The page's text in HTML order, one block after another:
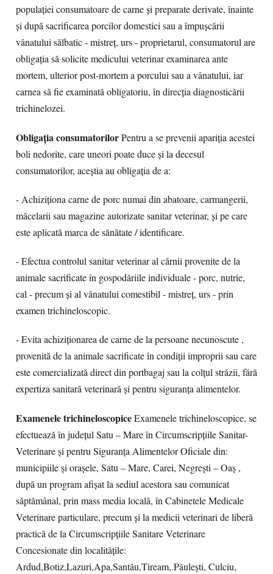
populației consumatoare de carne și preparate derivate, înainte
și după sacrificarea porcilor domestici sau a împușcării
vânatului sălbatic - mistreț, urs - proprietarul, consumatorul are
obligația să solicite medicului veterinar examinarea ante
mortem, ulterior post-mortem a porcului sau a vânatului, iar
carnea să fie examinată obligatoriu, în direcția diagnosticării
trichinelozei.
Obligaţia consumatorilorPentru a se prevenii apariția acestei
boli nedorite, care uneori poate duce și la decesul
consumatorilor, aceștia au obligația de a:
- Achiziționa carne de porc numai din abatoare, carmangerii,
măcelarii sau magazine autorizate sanitar veterinar, și pe care
este aplicată marca de sănătate / identificare.
- Efectua controlul sanitar veterinar al cărnii provenite de la
animale sacrificate în gospodăriile individuale - porc, nutrie,
cal - precum şi al vânatului comestibil - mistreț, urs - prin
examen trichineloscopic.
- Evita achiziționarea de carne de la persoane necunoscute ,
provenită de la animale sacrificate în condiții improprii sau care
este comercializată direct din portbagaj sau la colțul străzii, fără
expertiza sanitară veterinară și pentru siguranța alimentelor.
Examenele trichineloscopiceExamenele trichineloscopice, se
efectuează în județul Satu – Mare în Circumscripțiile Sanitar-
Veterinare și pentru Siguranța Alimentelor Oficiale din:
municipiile și orașele, Satu – Mare, Carei, Negrești – Oaș ,
după un program afișat la sediul acestora sau comunicat
săptămânal, prin mass media locală, în Cabinetele Medicale
Veterinare particulare, precum și la medicii veterinari de liberă
practică de la Circumscripțiile Sanitare Veterinare
Concesionate din localitățile:
Ardud,Botiz,Lazuri,Apa,Santău,Tiream,.Păulești, Culciu,